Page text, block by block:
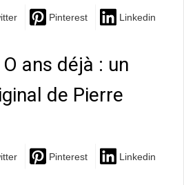
Pinterest Linkedin
ans déjà : un
de Pierre
Pinterest Linkedin